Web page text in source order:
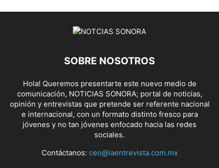
SOBRE NOSOTROS
Hola! Queremos presentarte este nuevo medio de
comunicación, NOTICIAS SONORA; portal de noticias,
opinión y entrevistas que pretende ser referente nacional
e internacional, con un formato distinto fresco para
jóvenes y no tan jóvenes enfocado hacia las redes
sociales.
Contáctanos: ceo@laentrevista.com.mx